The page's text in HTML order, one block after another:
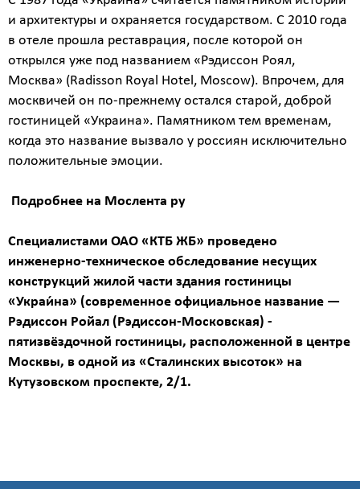
и архитектуры и охраняется государством. С 2010 года
в отеле прошла реставрация, после которой он
открылся уже под названием «Рэдиссон Роял,
Москва» (Radisson Royal Hotel, Moscow). Впрочем, для
москвичей он по-прежнему остался старой, доброй
гостиницей «Украина». Памятником тем временам,
когда это название вызвало у россиян исключительно
положительные эмоции.
Подробнее на Мослента ру
Специалистами ОАО «КТБ ЖБ» проведено
инженерно-техническое обследование несущих
конструкций жилой части здания гостиницы
«Украи́на» (современное официальное название —
Рэдиссон Ройал (Рэдиссон-Московская) -
пятизвёздочной гостиницы, расположенной в центре
Москвы, в одной из «Сталинских высоток» на
Кутузовском проспекте, 2/1.
Стоимость
работ
0
р
Стоимость
Получить
детальный
расчёт